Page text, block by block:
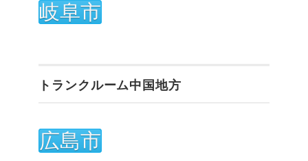
岐阜市
トランクルーム中国地方
広島市